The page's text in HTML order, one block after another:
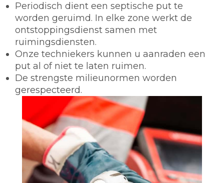
Periodisch dient een septische put te
worden geruimd. In elke zone werkt de
ontstoppingsdienst samen met
ruimingsdiensten.
Onze techniekers kunnen u aanraden een
put al of niet te laten ruimen.
De strengste milieunormen worden
gerespecteerd.